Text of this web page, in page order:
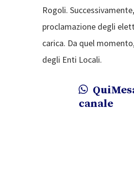
Rogoli.
proclamazione degli
carica. Da quel
degli Enti Locali.
canale